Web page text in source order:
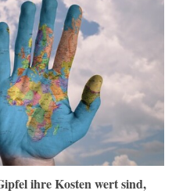
ihre Kosten wert sind,